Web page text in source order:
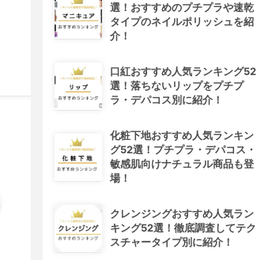
選！おすすめのプチプラや速乾
タイプのネイルポリッシュを紹
介！
口紅おすすめ人気ランキング52
選！落ちないリップをプチプ
ラ・デパコス別に紹介！
化粧下地おすすめ人気ランキン
グ52選！プチプラ・デパコス・
敏感肌向けナチュラル商品も登
場！
クレンジングおすすめ人気ラン
キング52選！徹底調査してテク
スチャータイプ別に紹介！